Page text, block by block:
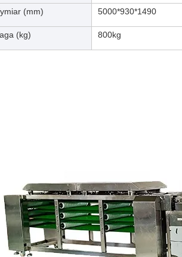
(mm) 5000*930*1490
(kg) 800kg